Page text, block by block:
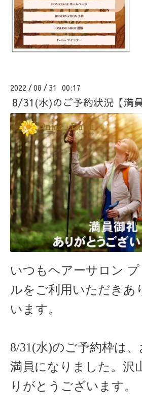
2022 /08 /31 00:17
8/31(水)のご予約状況【満員
いつもヘアーサロン
ルをご利用いただきあ
います。
8/31(水)のご予約枠は
満員になりました。沢
りがとうございます。